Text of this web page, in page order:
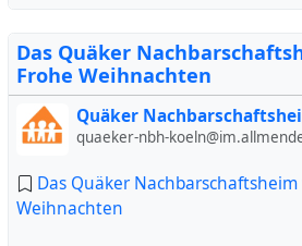
Das Quäker
Frohe Weihnachten
Quäker Nachbarschaftsheim e.
quaeker-nbh-
Das Quäker
Weihnachten